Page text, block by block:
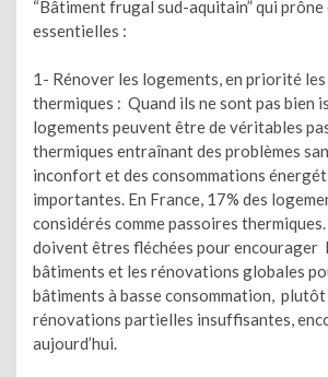
“Bâtiment frugal sud-aquitain” qui prône
essentielles :
1- Rénover les logements, en priorité
thermiques : Quand ils ne sont pas bien
logements peuvent être de véritables
thermiques entraînant des problèmes
inconfort et des consommations
importantes. En France, 17% des
considérés comme passoires
doivent êtres fléchées pour encourager
bâtiments et les rénovations globales
bâtiments à basse consommation, plutôt
rénovations partielles insuffisantes,
aujourd’hui.